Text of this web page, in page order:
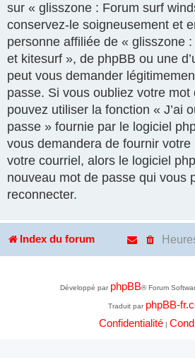
sur « glisszone : Forum surf
conservez-le soigneusement et
personne affiliée de « glisszone
et kitesurf », de phpBB ou une
peut vous demander
passe. Si vous oubliez votre mot
pouvez utiliser la fonction « J’ai
passe » fournie par le logiciel
vous demandera de fournir votre
votre courriel, alors le logiciel
nouveau mot de passe qui vous
reconnecter.
Index du forum
Développé par phpBB® Forum
Traduit par phpBB-
Confidentialité|